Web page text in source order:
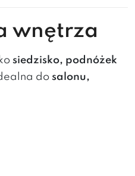
wnętrza
siedzisko, podnóżek
do salonu,